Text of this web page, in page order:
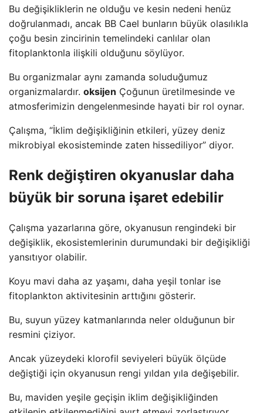
Bu değişikliklerin ne olduğu ve kesin nedeni henüz
doğrulanmadı, ancak BB Cael bunların büyük olasılıkla
çoğu besin zincirinin temelindeki canlılar olan
fitoplanktonla ilişkili olduğunu söylüyor.
Bu organizmalar aynı zamanda soluduğumuz
organizmalardır. oksijen Çoğunun üretilmesinde ve
atmosferimizin dengelenmesinde hayati bir rol oynar.
Çalışma, “İklim değişikliğinin etkileri, yüzey deniz
mikrobiyal ekosisteminde zaten hissediliyor” diyor.
Renk değiştiren okyanuslar daha
büyük bir soruna işaret edebilir
Çalışma yazarlarına göre, okyanusun rengindeki bir
değişiklik, ekosistemlerinin durumundaki bir değişikliği
yansıtıyor olabilir.
Koyu mavi daha az yaşamı, daha yeşil tonlar ise
fitoplankton aktivitesinin arttığını gösterir.
Bu, suyun yüzey katmanlarında neler olduğunun bir
resmini çiziyor.
Ancak yüzeydeki klorofil seviyeleri büyük ölçüde
değiştiği için okyanusun rengi yıldan yıla değişebilir.
Bu, maviden yeşile geçişin iklim değişikliğinden